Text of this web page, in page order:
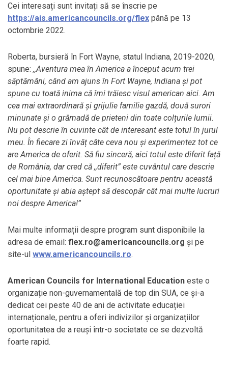
Cei interesați sunt invitați să se înscrie pe
https://ais.americancouncils.org/flex până pe 13
octombrie 2022.
Roberta, bursieră în Fort Wayne, statul Indiana, 2019-2020,
spune: ,,Aventura mea în America a început acum trei
săptămâni, când am ajuns în Fort Wayne, Indiana și pot
spune cu toată inima că îmi trăiesc visul american aici. Am
cea mai extraordinară și grijulie familie gazdă, două surori
minunate și o grămadă de prieteni din toate colțurile lumii.
Nu pot descrie în cuvinte cât de interesant este totul în jurul
meu. În fiecare zi învăț câte ceva nou și experimentez tot ce
are America de oferit. Să fiu sinceră, aici totul este diferit față
de România, dar cred că ,,diferit” este cuvântul care descrie
cel mai bine America. Sunt recunoscătoare pentru această
oportunitate și abia aștept să descopăr cât mai multe lucruri
noi despre America!”
Mai multe informații despre program sunt disponibile la
adresa de email: flex.ro@americancouncils.org și pe
site-ul www.americancouncils.ro.
American Councils for International Education este o
organizație non-guvernamentală de top din SUA, ce și-a
dedicat cei peste 40 de ani de activitate educației
internaționale, pentru a oferi indivizilor și organizațiilor
oportunitatea de a reuși într-o societate ce se dezvoltă
foarte rapid.